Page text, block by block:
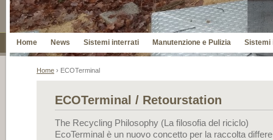
Home News Sistemi interrati Manutenzione e Pulizia Sistemi
Home › ECOTerminal
ECOTerminal / Retourstation
The Recycling Philosophy (La filosofia del riciclo)
EcoTerminal è un nuovo concetto per la raccolta